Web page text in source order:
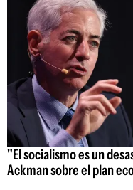
"El socialismo es un
Ackman sobre el plan